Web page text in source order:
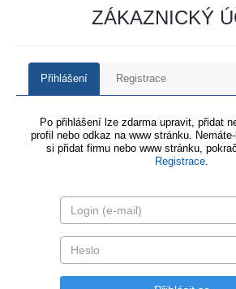
ZÁKAZNICKÝ
Přihlášení Registrace
Po přihlášení lze zdarma upravit, přidat
profil nebo odkaz na www stránku.
si přidat firmu nebo www stránku,
Registrace.